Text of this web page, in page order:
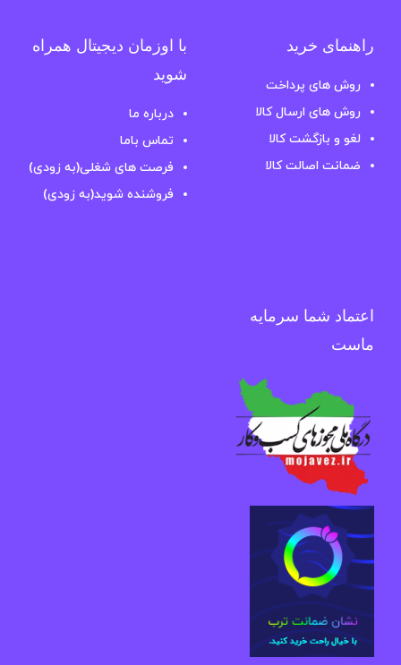
راهنمای خرید
روش های پرداخت
روش های ارسال کالا
لغو و بازگشت کالا
ضمانت اصالت کالا
با اوزمان دیجیتال همراه
شوید
درباره ما
تماس باما
فرصت های شغلی(به زودی)
فروشنده شوید(به زودی)
اعتماد شما سرمایه
ماست